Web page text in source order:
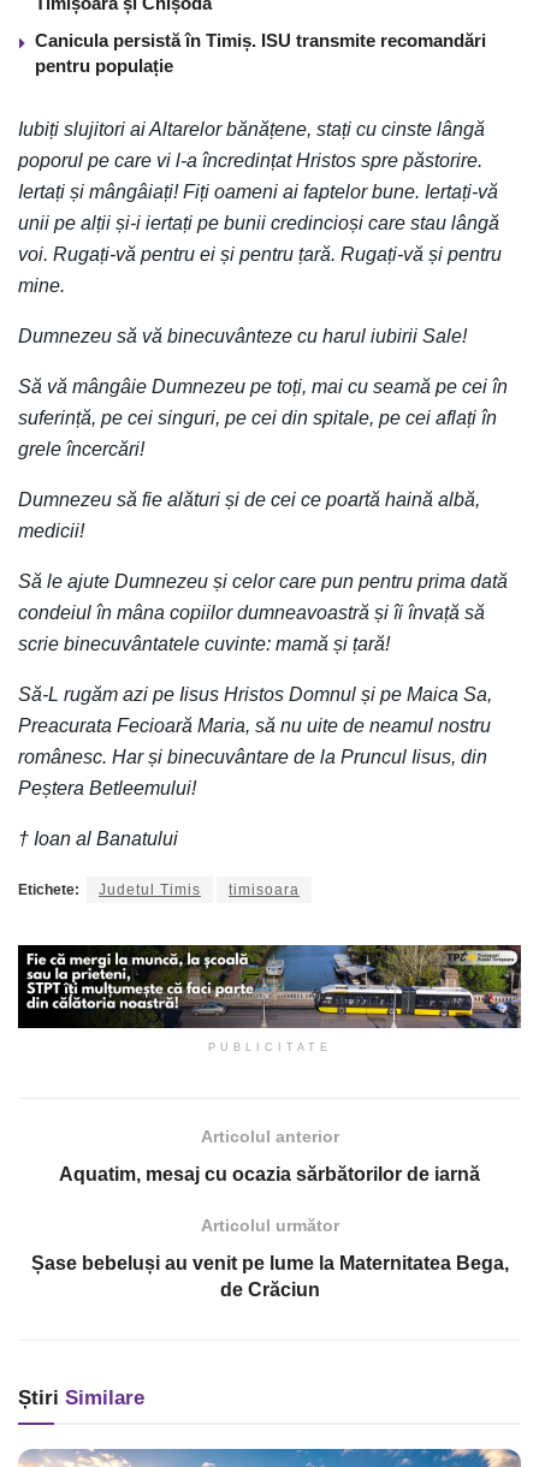
Canicula persistă în Timiș. ISU transmite recomandări
pentru populație
Iubiți slujitori ai Altarelor bănățene, stați cu cinste lângă
poporul pe care vi l-a încredințat Hristos spre păstorire.
Iertați și mângâiați! Fiți oameni ai faptelor bune. Iertați-vă
unii pe alții și-i iertați pe bunii credincioși care stau lângă
voi. Rugați-vă pentru ei și pentru țară. Rugați-vă și pentru
mine.
Dumnezeu să vă binecuvânteze cu harul iubirii Sale!
Să vă mângâie Dumnezeu pe toți, mai cu seamă pe cei în
suferință, pe cei singuri, pe cei din spitale, pe cei aflați în
grele încercări!
Dumnezeu să fie alături și de cei ce poartă haină albă,
medicii!
Să le ajute Dumnezeu și celor care pun pentru prima dată
condeiul în mâna copiilor dumneavoastră și îi învață să
scrie binecuvântatele cuvinte: mamă și țară!
Să-L rugăm azi pe Iisus Hristos Domnul și pe Maica Sa,
Preacurata Fecioară Maria, să nu uite de neamul nostru
românesc. Har și binecuvântare de la Pruncul Iisus, din
Peștera Betleemului!
† Ioan al Banatului
Etichete: Judetul Timis timisoara
PUBLICITATE
Articolul anterior
Aquatim, mesaj cu ocazia sărbătorilor de iarnă
Articolul următor
Șase bebeluși au venit pe lume la Maternitatea Bega,
de Crăciun
Știri Similare